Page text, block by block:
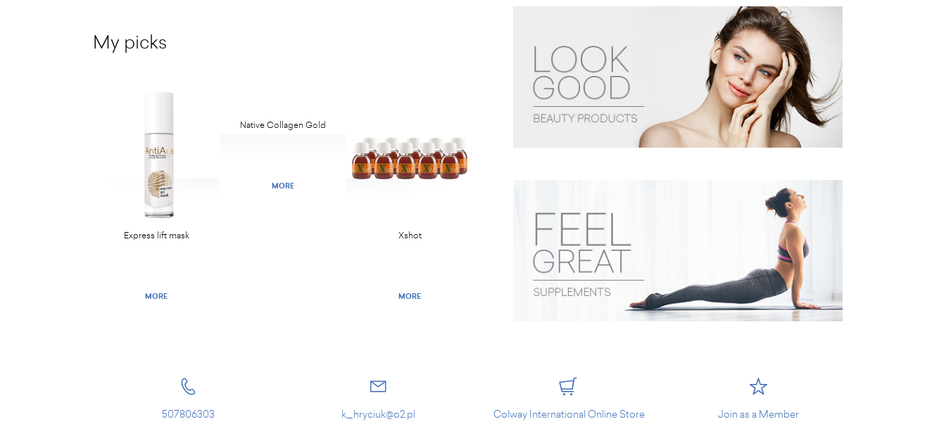
My picks
Express lift mask
MORE
Native Collagen Gold
MORE
Xshot
MORE
507806303 k_hryciuk@o2.pl Colway International Online Store Join as a Member